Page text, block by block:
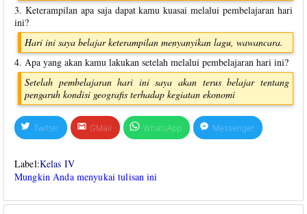
3. Keterampilan apa saja dapat kamu kuasai melalui pembelajaran hari
ini?
Hari ini saya belajar keterampilan menyanyikan lagu, wawancara.
4. Apa yang akan kamu lakukan setelah melalui pembelajaran hari ini?
Setelah pembelajaran hari ini saya akan terus belajar tentang
pengaruh kondisi geografis terhadap kegiatan ekonomi
Twitter GMail WhatsApp Messenger
Label:Kelas IV
Mungkin Anda menyukai tulisan ini